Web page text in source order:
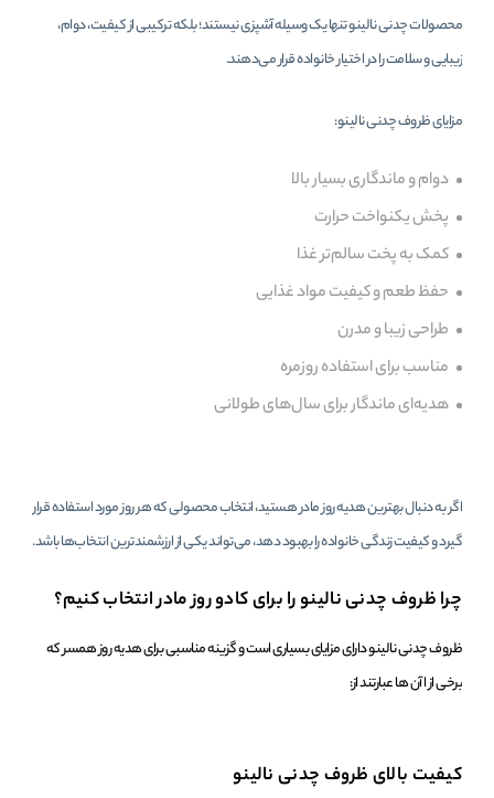
محصولات چدنی نالینو تنها یک وسیله آشپزی نیستند؛ بلکه ترکیبی از کیفیت، دوام،
زیبایی و سلامت را در اختیار خانواده قرار می‌دهند.
مزایای ظروف چدنی نالینو:
دوام و ماندگاری بسیار بالا
پخش یکنواخت حرارت
کمک به پخت سالم‌تر غذا
حفظ طعم و کیفیت مواد غذایی
طراحی زیبا و مدرن
مناسب برای استفاده روزمره
هدیه‌ای ماندگار برای سال‌های طولانی
اگر به دنبال بهترین هدیه روز مادر هستید، انتخاب محصولی که هر روز مورد استفاده قرار
گیرد و کیفیت زندگی خانواده را بهبود دهد، می‌تواند یکی از ارزشمندترین انتخاب‌ها باشد.
چرا ظروف چدنی نالینو را برای کادو روز مادر انتخاب کنیم؟
ظروف چدنی نالینو دارای مزایای بسیاری است و گزینه مناسبی برای هدیه روز همسر که
برخی از اآن ها عبارتند از:
کیفیت بالای ظروف چدنی نالینو